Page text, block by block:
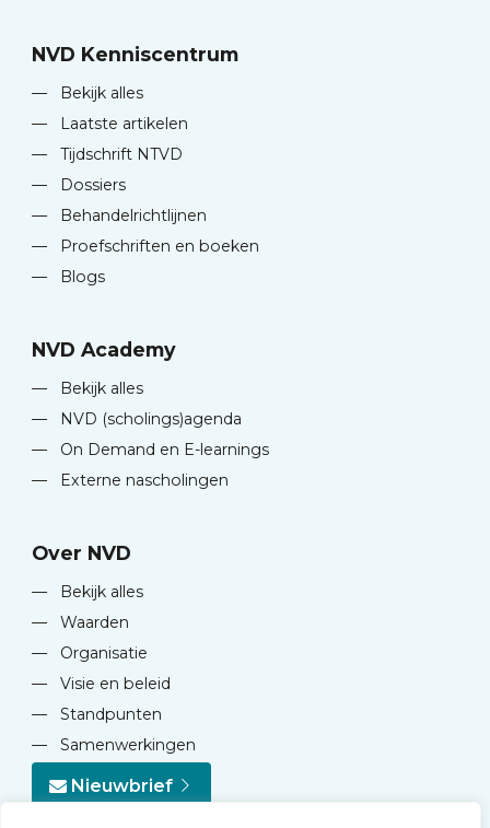
NVD Kenniscentrum
—
Bekijk alles
—
Laatste artikelen
—
Tijdschrift NTVD
—
Dossiers
—
Behandelrichtlijnen
—
Proefschriften en boeken
—
Blogs
NVD Academy
—
Bekijk alles
—
NVD (scholings)agenda
—
On Demand en E-learnings
—
Externe nascholingen
Over NVD
—
Bekijk alles
—
Waarden
—
Organisatie
—
Visie en beleid
—
Standpunten
—
Samenwerkingen
Nieuwbrief